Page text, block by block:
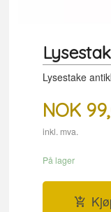
Lysestake
NOK
inkl. mva.
På lager